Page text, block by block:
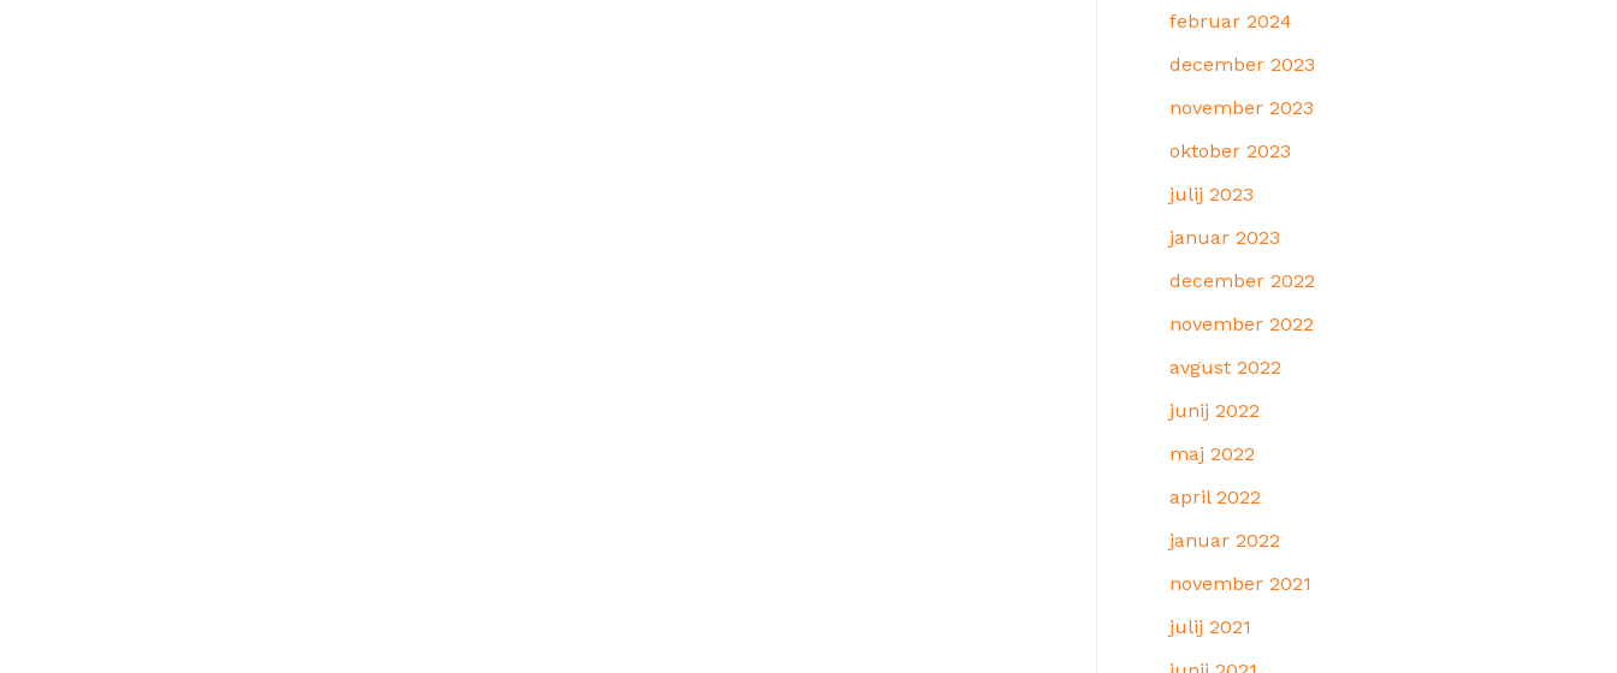
februar 2024
december 2023
november 2023
oktober 2023
julij 2023
januar 2023
december 2022
november 2022
avgust 2022
junij 2022
maj 2022
april 2022
januar 2022
november 2021
julij 2021